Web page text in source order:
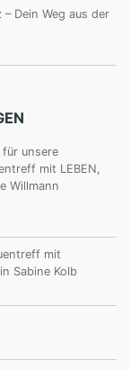
Dein Weg aus der
für unsere
mit LEBEN,
Willmann
mit
Sabine Kolb